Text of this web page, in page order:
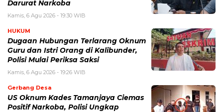
Darurat Narkoba
Kamis, 6 Agu 2026 - 19:30 WIB
HUKUM
Dugaan Hubungan Terlarang Oknum
Guru dan Istri Orang di Kalibunder,
Polisi Mulai Periksa Saksi
Kamis, 6 Agu 2026 - 19:26 WIB
Gerbang Desa
US Oknum Kades Tamanjaya Ciemas
Positif Narkoba, Polisi Ungkap